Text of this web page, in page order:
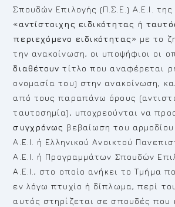
Σπουδών Επιλογής (Π.Σ.Ε.) Α.Ε.Ι.
«αντίστοιχης ειδικότητας ή
περιεχόμενο ειδικότητας» με το
την ανακοίνωση, οι υποψήφιοι οι
διαθέτουν τίτλο που αναφέρεται
ονομασία του) στην ανακοίνωση,
από τους παραπάνω όρους
ταυτοσημία), υποχρεούνται να
συγχρόνως βεβαίωση του
Α.Ε.Ι. ή Ελληνικού Ανοικτού
Α.Ε.Ι. ή Προγραμμάτων Σπουδών
Α.Ε.Ι., στο οποίο ανήκει το Τμήμα
εν λόγω πτυχίο ή δίπλωμα, περί
αυτός στηρίζεται σε σπουδές που